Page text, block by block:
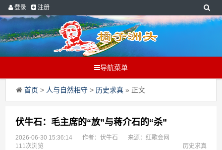
登录 注册
导航菜单
首页 > 人与自然相守 > 历史求真 » 正文
伏牛石：毛主席的“放”与蒋介石的“杀”
2026-06-30 15:36:14 作者：伏牛石
来源：红歌会网
111次浏览
历史求真